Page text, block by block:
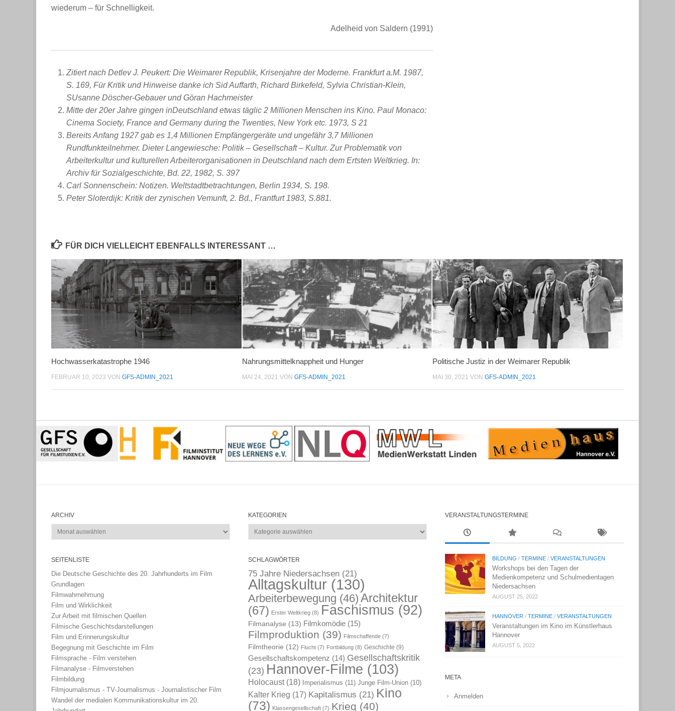
wiederum – für Schnelligkeit.
Adelheid von Saldern (1991)
Zitiert nach Detlev J. Peukert: Die Weimarer Republik, Krisenjahre der Moderne. Frankfurt a.M. 1987,
S. 169, Für Kritik und Hinweise danke ich Sid Auffarth, Richard Birkefeld, Sylvia Christian-Klein,
SUsanne Döscher-Gebauer und Göran Hachmeister
Mitte der 20er Jahre gingen inDeutschland etwas täglic 2 Millionen Menschen ins Kino. Paul Monaco:
Cinema Society, France and Germany during the Twenties, New York etc. 1973, S 21
Bereits Anfang 1927 gab es 1,4 Millionen Empfängergeräte und ungefähr 3,7 Millionen
Rundfunkteilnehmer. Dieter Langewiesche: Politik – Gesellschaft – Kultur. Zur Problematik von
Arbeiterkultur und kulturellen Arbeiterorganisationen in Deutschland nach dem Ertsten Weltkrieg. In:
Archiv für Sozialgeschichte, Bd. 22, 1982, S. 397
Carl Sonnenschein: Notizen. Weltstadtbetrachtungen, Berlin 1934, S. 198.
Peter Sloterdijk: Kritik der zynischen Vemunft, 2. Bd., Frantfurt 1983, S.881.
FÜR DICH VIELLEICHT EBENFALLS INTERESSANT …
Hochwasserkatastrophe 1946
FEBRUAR 10, 2023 VON GFS-ADMIN_2021
Nahrungsmittelknappheit und Hunger
MAI 24, 2021 VON GFS-ADMIN_2021
Politische Justiz in der Weimarer Republik
MAI 30, 2021 VONGFS-ADMIN_2021
ARCHIV
Archiv
SEITENLISTE
Die Deutsche Geschichte des 20. Jahrhunderts im Film
Grundlagen
Filmwahrnehmung
Film und Wirklichkeit
Zur Arbeit mit filmischen Quellen
Filmische Geschichtsdarstellungen
Film und Erinnerungskultur
Begegnung mit Geschichte im Film
Filmsprache - Film verstehen
Filmanalyse - Filmverstehen
Filmbildung
Filmjournalismus - TV-Journalismus - Journalistischer Film
Wandel der medialen Kommunikationskultur im 20.
KATEGORIEN
Kategorien
SCHLAGWÖRTER
75 Jahre Niedersachsen (21)
Alltagskultur (130)
Arbeiterbewegung (46) Architektur
(67) Erster Weltkrieg (8) Faschismus (92)
Filmanalyse (13) Filmkomödie (15)
Filmproduktion (39) Filmschaffende (7)
Filmtheorie (12) Flucht (7) Fortbildung (8) Geschichte (9)
Gesellschaftskompetenz (14) Gesellschaftskritik
(23) Hannover-Filme (103)
Holocaust(18) Imperialismus (11) Junge Film-Union (10)
Kalter Krieg (17) Kapitalismus (21) Kino
(73) Klassengesellschaft (7) Krieg (40)
VERANSTALTUNGSTERMINE
BILDUNG /TERMINE /VERANSTALTUNGEN
Workshops bei den Tagen der
Medienkompetenz und Schulmedientagen
Niedersachsen
AUGUST 25, 2022
HANNOVER /TERMINE /VERANSTALTUNGEN
Veranstaltungen im Kino im Künstlerhaus
Hannover
AUGUST 5, 2022
META
Anmelden